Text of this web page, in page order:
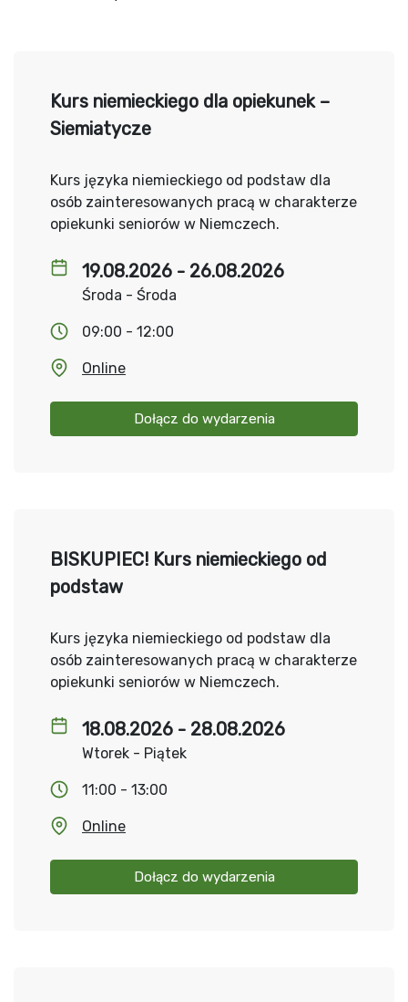
19.08.2026 - 26.08.2026
Środa - Środa
09:00 - 12:00
Online
Dołącz do wydarzenia
Kurs niemieckiego dla opiekunek –
Siemiatycze
Kurs języka niemieckiego od podstaw dla
osób zainteresowanych pracą w charakterze
opiekunki seniorów w Niemczech.
18.08.2026 - 28.08.2026
Wtorek - Piątek
11:00 - 13:00
Online
Dołącz do wydarzenia
BISKUPIEC! Kurs niemieckiego od
podstaw
Kurs języka niemieckiego od podstaw dla
osób zainteresowanych pracą w charakterze
opiekunki seniorów w Niemczech.